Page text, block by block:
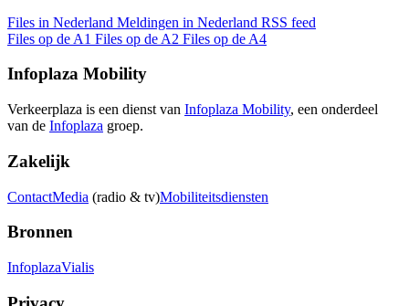
Files in Nederland Meldingen in Nederland RSS feed
Files op de A1 Files op de A2 Files op de A4
Infoplaza Mobility
Verkeerplaza is een dienst van Infoplaza Mobility, een onderdeel
van de Infoplaza groep.
Zakelijk
ContactMedia (radio & tv)Mobiliteitsdiensten
Bronnen
InfoplazaVialis